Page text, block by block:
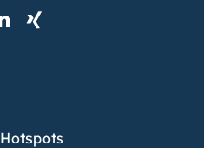
Hotspots